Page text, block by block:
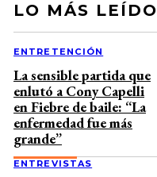
LO MÁS LEÍDO
ENTRETENCIÓN
La sensible partida que
enlutó a Cony Capelli
en Fiebre de baile: “La
enfermedad fue más
grande”
ENTREVISTAS